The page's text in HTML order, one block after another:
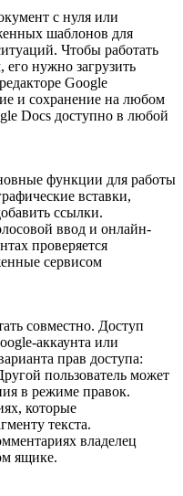
с нуля или
шаблонов для
Чтобы работать
нужно загрузить
Google
и сохранение на любом
Docs доступно в любой
функции для работы
вставки,
ссылки.
ввод и онлайн-
проверяется
сервисом
совместно. Доступ
аккаунта или
прав доступа:
пользователь может
в режиме правок.
которые
текста.
владелец
ящике.